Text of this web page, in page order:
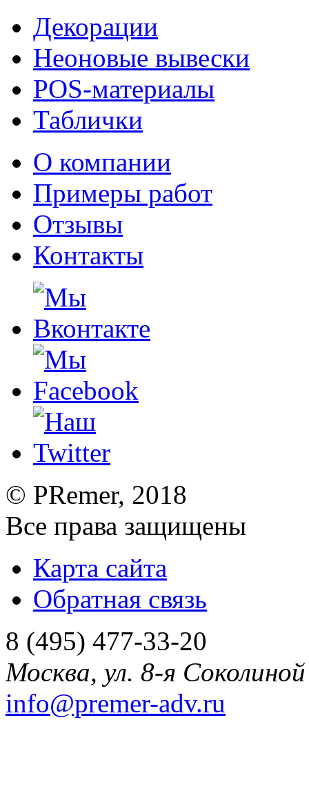
Декорации
Неоновые вывески
POS-материалы
Таблички
О компании
Примеры работ
Отзывы
Контакты
© PRemer, 2018
Все права защищены
Карта сайта
Обратная связь
8 (495) 477-33-20
Москва, ул. 8-я
info@premer-adv.ru